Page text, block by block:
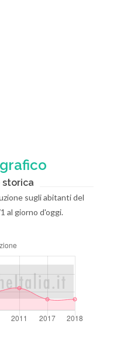
storica
sugli abitanti del
al giorno d'oggi.